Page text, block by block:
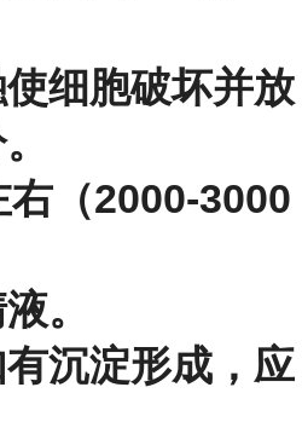
细胞破坏并放
（2000-3000
。
沉淀形成，应